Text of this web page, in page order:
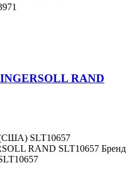
RAND
(США) SLT10657
RAND SLT10657 Бренд